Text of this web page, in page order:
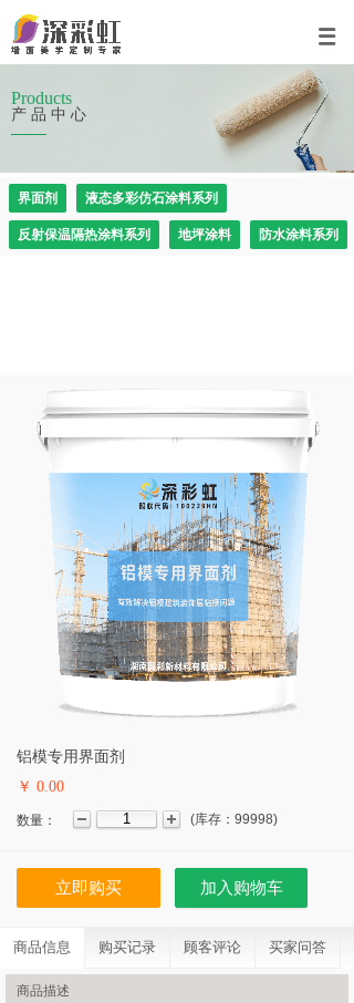
产品中心
Products
界面剂 液态多彩仿石涂料系列
反射保温隔热涂料系列 地坪涂料 防水涂料系列
铝模专用界面剂
￥ 0.00
数量： (库存： 99998)
立即购买 加入购物车
商品信息 购买记录 顾客评论 买家问答
商品描述